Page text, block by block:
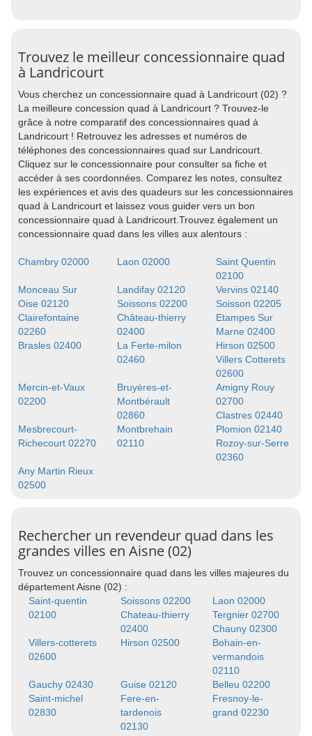
Trouvez le meilleur concessionnaire quad
à Landricourt
Vous cherchez un concessionnaire quad à Landricourt (02) ?
La meilleure concession quad à Landricourt ? Trouvez-le
grâce à notre comparatif des concessionnaires quad à
Landricourt ! Retrouvez les adresses et numéros de
téléphones des concessionnaires quad sur Landricourt.
Cliquez sur le concessionnaire pour consulter sa fiche et
accéder à ses coordonnées. Comparez les notes, consultez
les expériences et avis des quadeurs sur les concessionnaires
quad à Landricourt et laissez vous guider vers un bon
concessionnaire quad à Landricourt.Trouvez également un
concessionnaire quad dans les villes aux alentours :
Chambry 02000 Laon 02000
Saint Quentin
02100
Monceau Sur
Oise 02120
Landifay 02120
Vervins 02140
Soissons 02200
Soisson 02205
Clairefontaine
02260
Château-thierry
02400
Etampes Sur
Marne 02400
Brasles 02400
La Ferte-milon
02460
Hirson 02500
Villers Cotterets
02600
Mercin-et-Vaux
02200
Bruyères-et-
Montbérault
02860
Amigny Rouy
02700
Clastres 02440
Mesbrecourt-
Richecourt 02270
Montbrehain
02110
Plomion 02140
Rozoy-sur-Serre
02360
Any Martin Rieux
02500
Rechercher un revendeur quad dans les
grandes villes en Aisne (02)
Trouvez un concessionnaire quad dans les villes majeures du
département Aisne (02) :
Saint-quentin
02100
Soissons 02200
Laon 02000
Chateau-thierry
02400
Tergnier 02700
Chauny 02300
Villers-cotterets
02600
Hirson 02500
Bohain-en-
vermandois
02110
Gauchy 02430
Guise 02120
Belleu 02200
Saint-michel
02830
Fere-en-
tardenois
02130
Fresnoy-le-
grand 02230